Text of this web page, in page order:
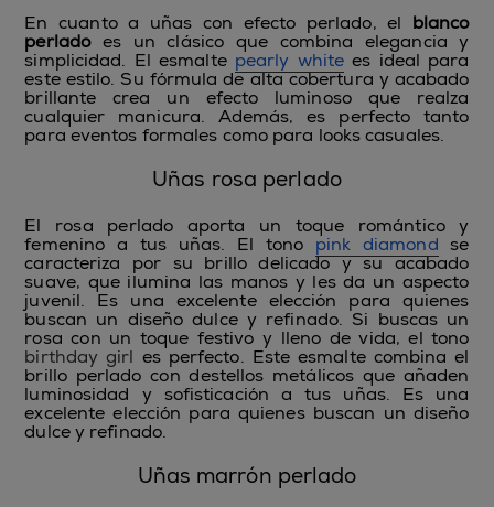
En cuanto a uñas con efecto perlado, el blanco
perladoes un clásico que combina elegancia y
simplicidad. El esmalte pearly white es ideal para
este estilo. Su fórmula de alta cobertura y acabado
brillante crea un efecto luminoso que realza
cualquier manicura. Además, es perfecto tanto
para eventos formales como para looks casuales.
Uñas rosa perlado
El rosa perlado aporta un toque romántico y
femenino a tus uñas. El tono pink diamond se
caracteriza por su brillo delicado y su acabado
suave, que ilumina las manos y les da un aspecto
juvenil. Es una excelente elección para quienes
buscan un diseño dulce y refinado. Si buscas un
rosa con un toque festivo y lleno de vida, el tono
birthday girl es perfecto. Este esmalte combina el
brillo perlado con destellos metálicos que añaden
luminosidad y sofisticación a tus uñas. Es una
excelente elección para quienes buscan un diseño
dulce y refinado.
Uñas marrón perlado